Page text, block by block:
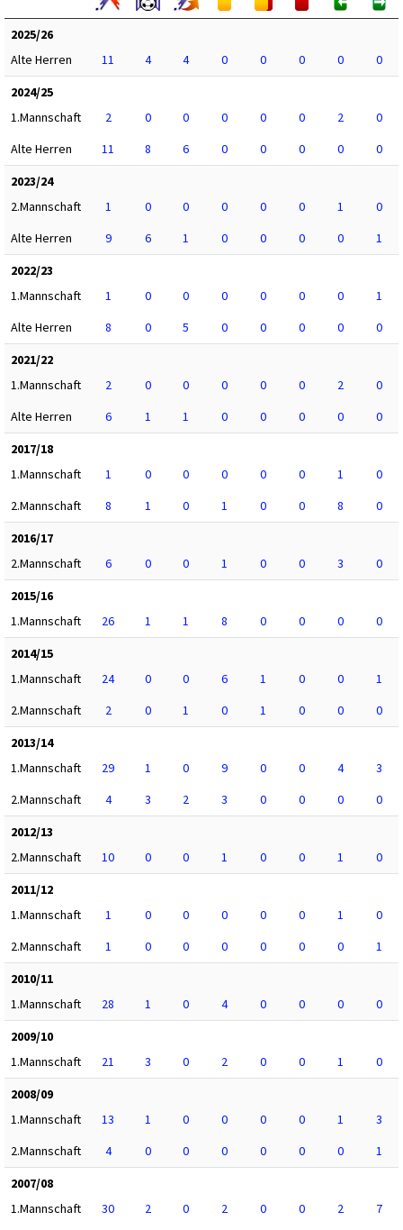
2025/26
Alte Herren
11 4 4 0 0 0 0
0
2024/25
1.Mannschaft
2 0 0 0 0 0 2
0
Alte Herren
11 8 6 0 0 0 0
0
2023/24
2.Mannschaft
1 0 0 0 0 0 1
0
Alte Herren
9 6 1 0 0 0 0
1
2022/23
1.Mannschaft
1 0 0 0 0 0 0
1
Alte Herren
8 0 5 0 0 0 0
0
2021/22
1.Mannschaft
2 0 0 0 0 0 2
0
Alte Herren
6 1 1 0 0 0 0
0
2017/18
1.Mannschaft
1 0 0 0 0 0 1
0
2.Mannschaft
8 1 0 1 0 0 8
0
2016/17
2.Mannschaft
6 0 0 1 0 0 3
0
2015/16
1.Mannschaft
26 1 1 8 0 0 0
0
2014/15
1.Mannschaft
24 0 0 6 1 0 0
1
2.Mannschaft
2 0 1 0 1 0 0
0
2013/14
1.Mannschaft
29 1 0 9 0 0 4
3
2.Mannschaft
4 3 2 3 0 0 0
0
2012/13
2.Mannschaft
10 0 0 1 0 0 1
0
2011/12
1.Mannschaft
1 0 0 0 0 0 1
0
2.Mannschaft
1 0 0 0 0 0 0
1
2010/11
1.Mannschaft
28 1 0 4 0 0 0
0
2009/10
1.Mannschaft
21 3 0 2 0 0 1
0
2008/09
1.Mannschaft
13 1 0 0 0 0 1
3
2.Mannschaft
4 0 0 0 0 0 0
1
2007/08
1.Mannschaft
30 2 0 2 0 0 2
7